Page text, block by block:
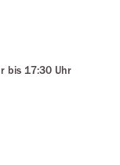
bis 17:30 Uhr